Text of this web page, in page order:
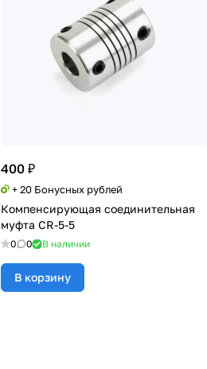
400 ₽
+ 20 Бонусных рублей
Компенсирующая соединительная
муфта CR-5-5
0 0 В наличии
В корзину